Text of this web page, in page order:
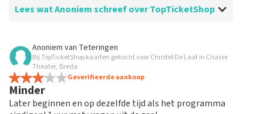
Lees wat Anoniem schreef over TopTicketShop
Beoordeling van Anoniem over
Was prima
Was top geregeld. prima en de kaarten mooi op tijd
Anoniem van Teteringen
Bij TopTicketShop kaarten gekocht voor Christel De Laat in Chasse
Theater, Breda
Geverifieerde aankoop
Minder
Later beginnen en op dezelfde tijd als het programma